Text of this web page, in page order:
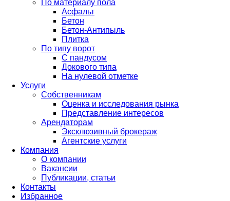
По материалу пола
Асфальт
Бетон
Бетон-Антипыль
Плитка
По типу ворот
С пандусом
Докового типа
На нулевой отметке
Услуги
Собственникам
Оценка и исследования рынка
Представление интересов
Арендаторам
Эксклюзивный брокераж
Агентские услуги
Компания
О компании
Вакансии
Публикации, статьи
Контакты
Избранное